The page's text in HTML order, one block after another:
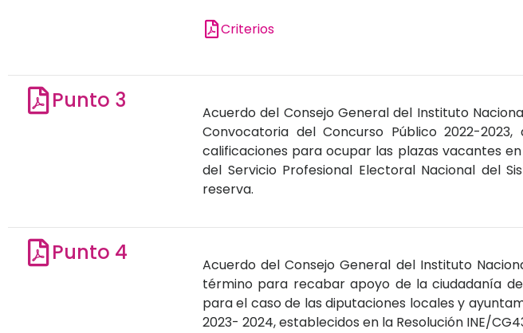
Criterios
Punto 3
Acuerdo del Consejo General del Instituto
Convocatoria del Concurso Público 2022-
calificaciones para ocupar las plazas vacantes
del Servicio Profesional Electoral Nacional del
reserva.
Punto 4
Acuerdo del Consejo General del Instituto
término para recabar apoyo de la ciudadanía
para el caso de las diputaciones locales y
2023- 2024, establecidos en la Resolución INE/